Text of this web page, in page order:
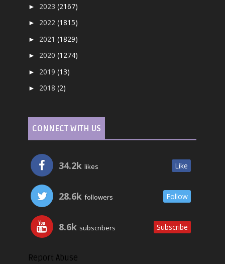
► 2023(2167)
► 2022(1815)
► 2021(1829)
► 2020(1274)
► 2019(13)
► 2018(2)
CONNECT WITH US
34.2k likes Like
28.6k followers Follow
8.6k subscribers Subscribe
Report Abuse